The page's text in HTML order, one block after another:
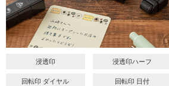
浸透印 浸透印ハーフ
回転印 ダイヤル 回転印 日付